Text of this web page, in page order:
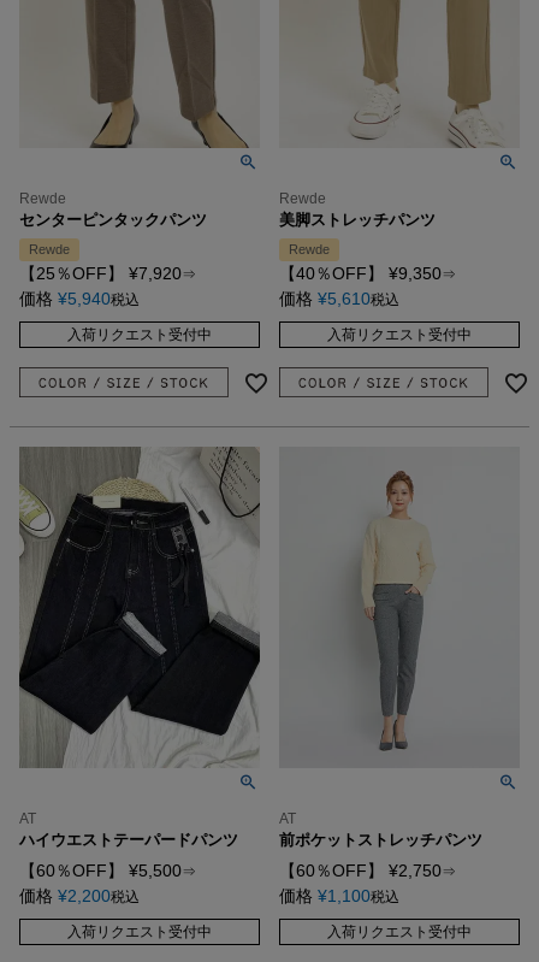
Rewde
センターピンタックパンツ
Rewde
【25％OFF】 ¥7,920⇒
価格 ¥5,940税込
入荷リクエスト受付中
Rewde
美脚ストレッチパンツ
Rewde
【40％OFF】 ¥9,350⇒
価格 ¥5,610税込
入荷リクエスト受付中
AT
ハイウエストテーパードパンツ
【60％OFF】 ¥5,500⇒
価格 ¥2,200税込
入荷リクエスト受付中
AT
前ポケットストレッチパンツ
【60％OFF】 ¥2,750⇒
価格 ¥1,100税込
入荷リクエスト受付中